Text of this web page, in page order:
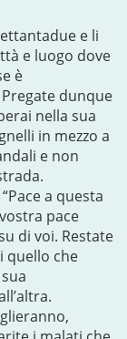
e li
e luogo dove
è
dunque
nella sua
in mezzo a
e non
a questa
pace
di voi. Restate
quello che